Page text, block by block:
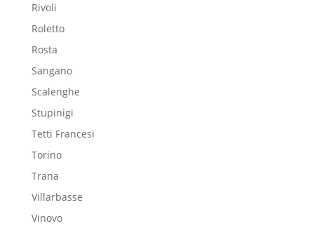
Rivoli
Roletto
Rosta
Sangano
Scalenghe
Stupinigi
Tetti Francesi
Torino
Trana
Villarbasse
Vinovo